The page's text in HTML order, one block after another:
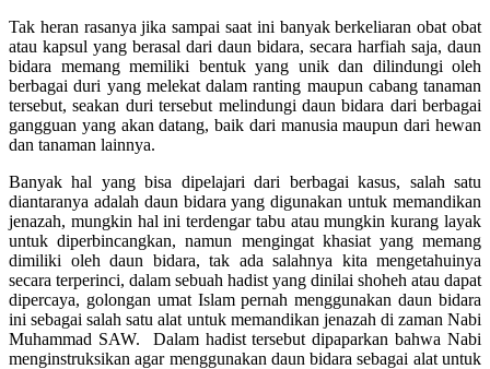
Tak heran rasanya jika sampai saat ini banyak berkeliaran obat obat
atau kapsul yang berasal dari daun bidara, secara harfiah saja, daun
bidara memang memiliki bentuk yang unik dan dilindungi oleh
berbagai duri yang melekat dalam ranting maupun cabang tanaman
tersebut, seakan duri tersebut melindungi daun bidara dari berbagai
gangguan yang akan datang, baik dari manusia maupun dari hewan
dan tanaman lainnya.
Banyak hal yang bisa dipelajari dari berbagai kasus, salah satu
diantaranya adalah daun bidara yang digunakan untuk memandikan
jenazah, mungkin hal ini terdengar tabu atau mungkin kurang layak
untuk diperbincangkan, namun mengingat khasiat yang memang
dimiliki oleh daun bidara, tak ada salahnya kita mengetahuinya
secara terperinci, dalam sebuah hadist yang dinilai shoheh atau dapat
dipercaya, golongan umat Islam pernah menggunakan daun bidara
ini sebagai salah satu alat untuk memandikan jenazah di zaman Nabi
Muhammad SAW. Dalam hadist tersebut dipaparkan bahwa Nabi
menginstruksikan agar menggunakan daun bidara sebagai alat untuk